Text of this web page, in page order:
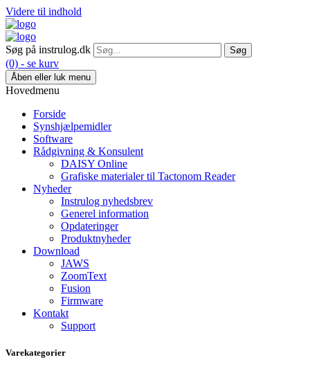
Videre til indhold
Søg på instrulog.dk
(0) - se kurv
Åben eller luk menu
Hovedmenu
Forside
Synshjælpemidler
Software
Rådgivning & Konsulent
DAISY Online
Grafiske materialer til Tactonom Reader
Nyheder
Instrulog nyhedsbrev
Generel information
Opdateringer
Produktnyheder
Download
JAWS
ZoomText
Fusion
Firmware
Kontakt
Support
Varekategorier